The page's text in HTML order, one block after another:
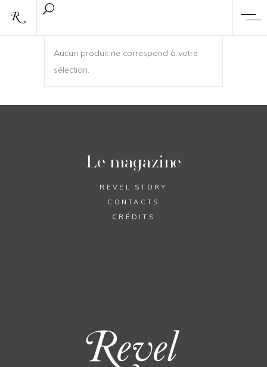
Aucun produit ne correspond à votre
sélection.
Le magazine
REVEL STORY
CONTACTS
CRÉDITS